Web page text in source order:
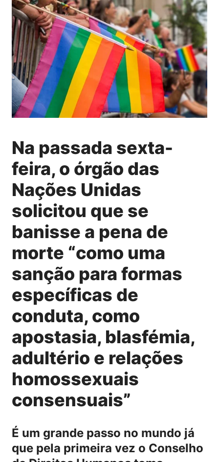
Na passada sexta-
feira, o órgão das
Nações Unidas
solicitou que se
banisse a pena de
morte “como uma
sanção para formas
específicas de
conduta, como
apostasia, blasfémia,
adultério e relações
homossexuais
consensuais”
É um grande passo no mundo já
que pela primeira vez o Conselho